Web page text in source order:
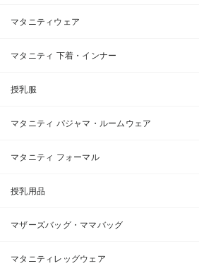
マタニティウェア
マタニティ 下着・インナー
授乳服
マタニティ パジャマ・ルームウェア
マタニティ フォーマル
授乳用品
マザーズバッグ・ママバッグ
マタニティレッグウェア